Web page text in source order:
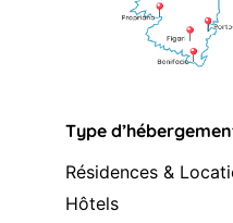
Type
Résidences &
Hôtels